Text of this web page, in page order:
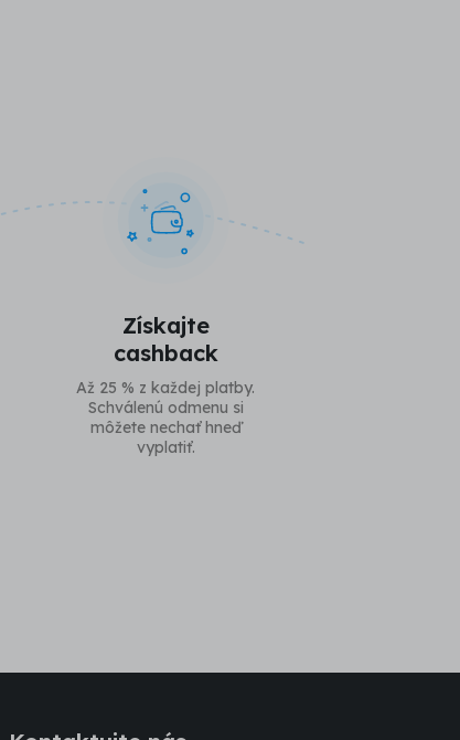
Získajte
cashback
Až 25 % z každej platby.
Schválenú odmenu si
môžete nechať hneď
vyplatiť.